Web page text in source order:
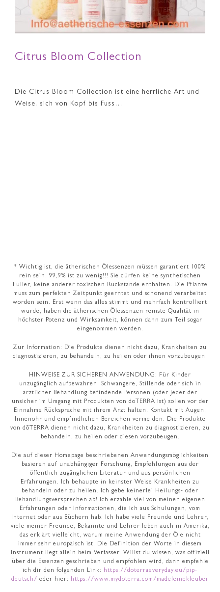
Citrus Bloom Collection
Die Citrus Bloom Collection ist eine herrliche Art und
Weise, sich von Kopf bis Fuss…
* Wichtig ist, die ätherischen Ölessenzen müssen garantiert 100%
rein sein. 99,9% ist zu wenig!!! Sie dürfen keine synthetischen
Füller, keine anderer toxischen Rückstände enthalten. Die Pflanze
muss zum perfekten Zeitpunkt geerntet und schonend verarbeitet
worden sein. Erst wenn das alles stimmt und mehrfach kontrolliert
wurde, haben die ätherischen Ölessenzen reinste Qualität in
höchster Potenz und Wirksamkeit, können dann zum Teil sogar
eingenommen werden.
Zur Information: Die Produkte dienen nicht dazu, Krankheiten zu
diagnostizieren, zu behandeln, zu heilen oder ihnen vorzubeugen.
HINWEISE ZUR SICHEREN ANWENDUNG: Für Kinder
unzugänglich aufbewahren. Schwangere, Stillende oder sich in
ärztlicher Behandlung befindende Personen (oder Jeder der
unsicher im Umgang mit Produkten von doTERRA ist) sollen vor der
Einnahme Rücksprache mit ihrem Arzt halten. Kontakt mit Augen,
Innenohr und empfindlichen Bereichen vermeiden. Die Produkte
von dōTERRA dienen nicht dazu, Krankheiten zu diagnostizieren, zu
behandeln, zu heilen oder diesen vorzubeugen.
Die auf dieser Homepage beschriebenen Anwendungsmöglichkeiten
basieren auf unabhängiger Forschung, Empfehlungen aus der
öffentlich zugänglichen Literatur und aus persönlichen
Erfahrungen. Ich behaupte in keinster Weise Krankheiten zu
behandeln oder zu heilen. Ich gebe keinerlei Heilungs- oder
Behandlungsversprechen ab! Ich erzähle viel von meinen eigenen
Erfahrungen oder Informationen, die ich aus Schulungen, vom
Internet oder aus Büchern hab. Ich habe viele Freunde und Lehrer,
viele meiner Freunde, Bekannte und Lehrer leben auch in Amerika,
das erklärt vielleicht, warum meine Anwendung der Öle nicht
immer sehr europäisch ist. Die Definition der Worte in diesem
Instrument liegt allein beim Verfasser. Willst du wissen, was offiziell
über die Essenzen geschrieben und empfohlen wird, dann empfehle
ich dir den folgenden Link: https://doterraeveryday.eu/pip-
deutsch/ oder hier: https://www.mydoterra.com/madeleinekleuber